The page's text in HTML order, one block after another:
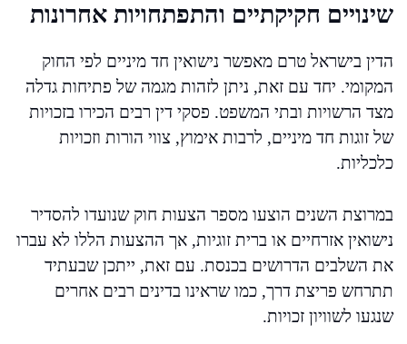
שינויים חקיקתיים והתפתחויות אחרונות
הדין בישראל טרם מאפשר נישואין חד מיניים לפי החוק
המקומי. יחד עם זאת, ניתן לזהות מגמה של פתיחות גדלה
מצד הרשויות ובתי המשפט. פסקי דין רבים הכירו בזכויות
של זוגות חד מיניים, לרבות אימוץ, צווי הורות וזכויות
כלכליות.
במרוצת השנים הוצעו מספר הצעות חוק שנועדו להסדיר
נישואין אזרחיים או ברית זוגיות, אך ההצעות הללו לא עברו
את השלבים הדרושים בכנסת. עם זאת, ייתכן שבעתיד
תתרחש פריצת דרך, כמו שראינו בדינים רבים אחרים
שנגעו לשוויון זכויות.